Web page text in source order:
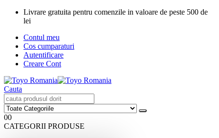
Livrare gratuita pentru comenzile in valoare de peste 500 de
lei
Contul meu
Cos cumparaturi
Autentificare
Creare Cont
Cauta
00
CATEGORII PRODUSE